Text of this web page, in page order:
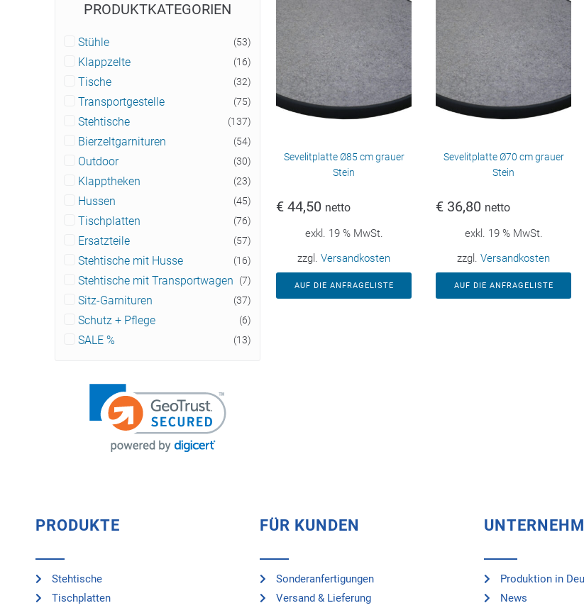
Sevelitplatte Ø85 cm grauer
Stein
€ 44,50 netto
exkl. 19 % MwSt.
zzgl. Versandkosten
AUF DIE ANFRAGELISTE
Sevelitplatte Ø70 cm grauer
Stein
€ 36,80 netto
exkl. 19 % MwSt.
zzgl. Versandkosten
AUF DIE ANFRAGELISTE
PRODUKTKATEGORIEN
Stühle (53)
Klappzelte (16)
Tische (32)
Transportgestelle (75)
Stehtische (137)
Bierzeltgarnituren (54)
Outdoor (30)
Klapptheken (23)
Hussen (45)
Tischplatten (76)
Ersatzteile (57)
Stehtische mit Husse (16)
Stehtische mit Transportwagen (7)
Sitz-Garnituren (37)
Schutz + Pflege (6)
SALE % (13)
PRODUKTE
Stehtische
Tischplatten
FÜR KUNDEN
Sonderanfertigungen
Versand & Lieferung
Produktion in
News